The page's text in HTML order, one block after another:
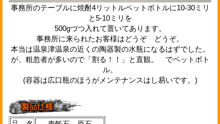
事務所のテーブルに焼酎4リットルペットボトルに10-30ミリ
と5-10ミリを
500gづつ入れて置いてあります。
事務所に来られたお客様はどうぞ どうぞ。
本当は温泉津温泉の近くの陶器製の水瓶になるはずでした。
が、粗忽者が多いので「割る！！」と直観。 でペットボト
ル。
(容器は広口瓶のほうがメンテナンスはし易いです。)